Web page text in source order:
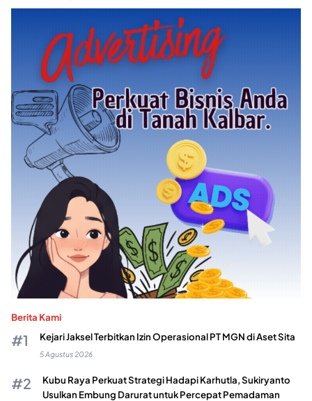
Berita Kami
Kejari Jaksel Terbitkan Izin Operasional PT MGN di Aset Sita
5 Agustus 2026
Kubu Raya Perkuat Strategi Hadapi Karhutla, Sukiryanto
Usulkan Embung Darurat untuk Percepat Pemadaman